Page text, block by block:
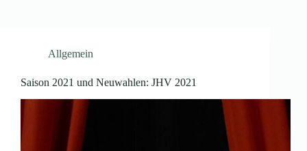
Allgemein
Saison 2021 und Neuwahlen: JHV 2021